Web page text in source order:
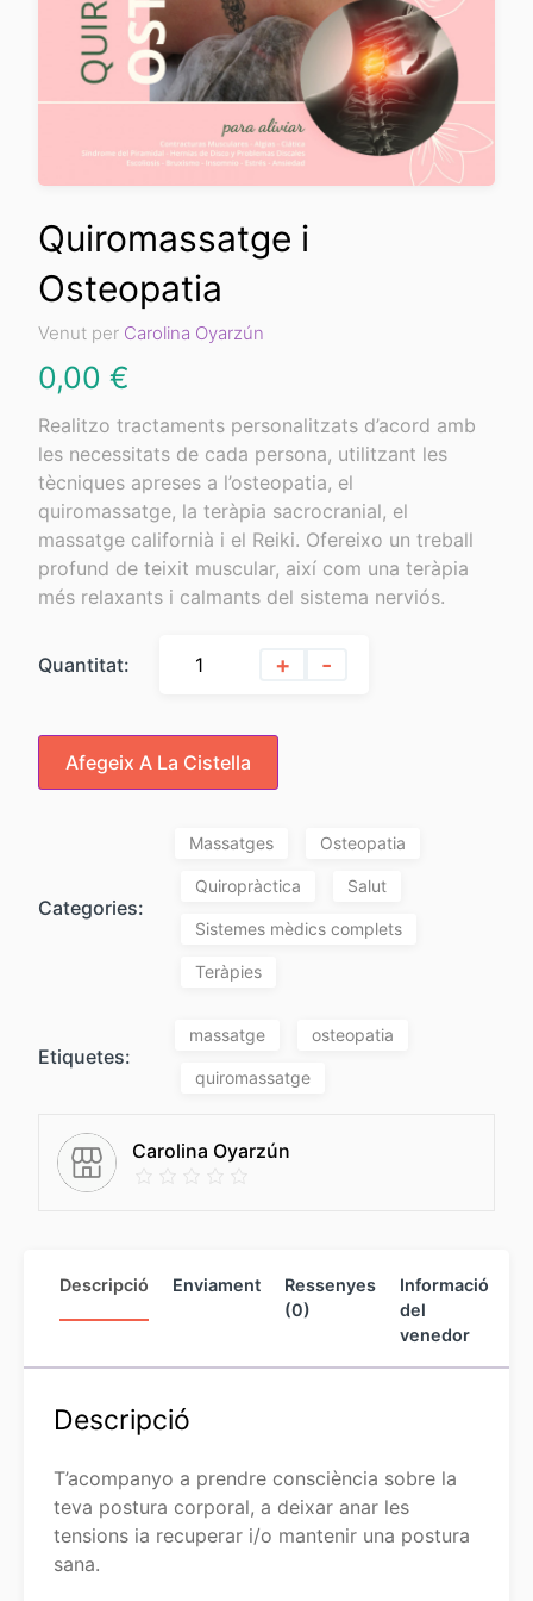
Quiromassatge i
Osteopatia
Venut per Carolina Oyarzún
0,00 €
Realitzo tractaments personalitzats d’acord amb
les necessitats de cada persona, utilitzant les
tècniques apreses a l’osteopatia, el
quiromassatge, la teràpia sacrocranial, el
massatge californià i el Reiki. Ofereixo un treball
profund de teixit muscular, així com una teràpia
més relaxants i calmants del sistema nerviós.
Quantitat: + -
Afegeix A La Cistella
Categories:
Massatges Osteopatia
Quiropràctica Salut
Sistemes mèdics complets
Teràpies
Etiquetes:
massatge osteopatia
quiromassatge
Carolina Oyarzún
Descripció Enviament
Ressenyes
(0)
Informació
del
venedor
Descripció
T’acompanyo a prendre consciència sobre la
teva postura corporal, a deixar anar les
tensions ia recuperar i/o mantenir una postura
sana.